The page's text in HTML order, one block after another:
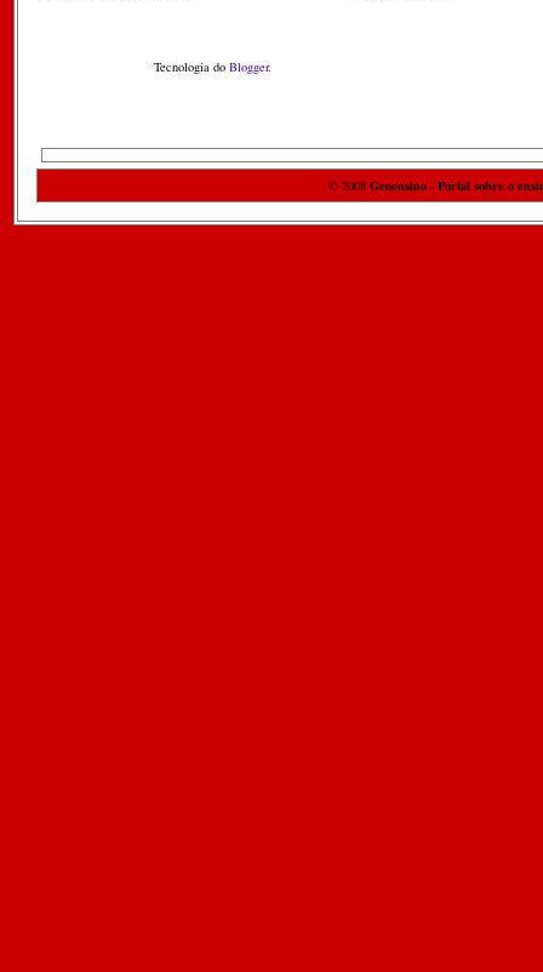
Tecnologia do Blogger.
© 2008 Geoensino - Portal sobre o